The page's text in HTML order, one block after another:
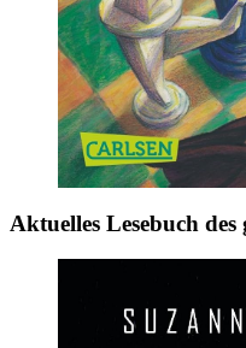
Aktuelles Lesebuch